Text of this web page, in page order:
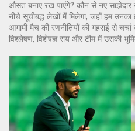
औसत बनाए रख पाएंगे? कौन से नए
नीचे सूचीबद्ध लेखों में मिलेगा, जहाँ हम
आगामी मैच की रणनीतियों की गहराई से
विश्लेषण, विशेषज्ञ राय और टीम में उसकी